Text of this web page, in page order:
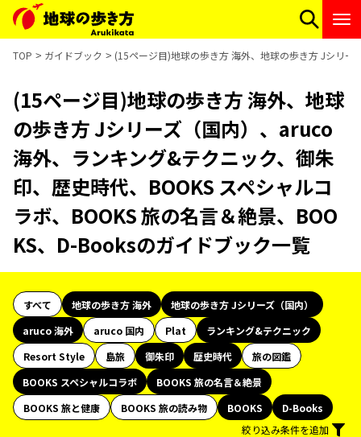
TOP ガイドブック (15ページ目)地球の歩き方 海外、地球の歩き方 Jシリ
(15ページ目)地球の歩き方 海外、地球
の歩き方 Jシリーズ（国内）、aruco
海外、ランキング&テクニック、御朱
印、歴史時代、BOOKS スペシャルコ
ラボ、BOOKS 旅の名言＆絶景、BOO
KS、D-Booksのガイドブック一覧
すべて 地球の歩き方 海外
地球の歩き方 Jシリーズ（国内）
aruco 海外
aruco 国内 Plat
ランキング&テクニック
Resort Style
島旅 御朱印 歴史時代
旅の図鑑
BOOKS スペシャルコラボ
BOOKS 旅の名言＆絶景
BOOKS 旅と健康
BOOKS 旅の読み物 BOOKS
D-Books
絞り込み条件を追加